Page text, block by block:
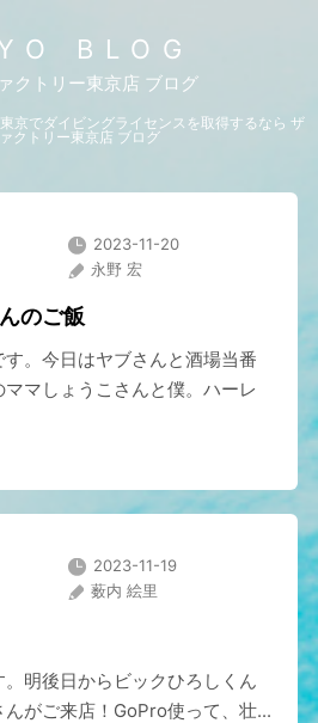
BLOG
クトリー東京店 ブログ
京でダイビングライセンスを取得するなら ザ
クトリー東京店 ブログ
2023-11-20
永野 宏
のご飯
。今日はヤブさんと酒場当番
マしょうこさんと僕。ハーレ
2023-11-19
薮内 絵里
明後日からビックひろしくん
がご来店！GoPro使って、壮...